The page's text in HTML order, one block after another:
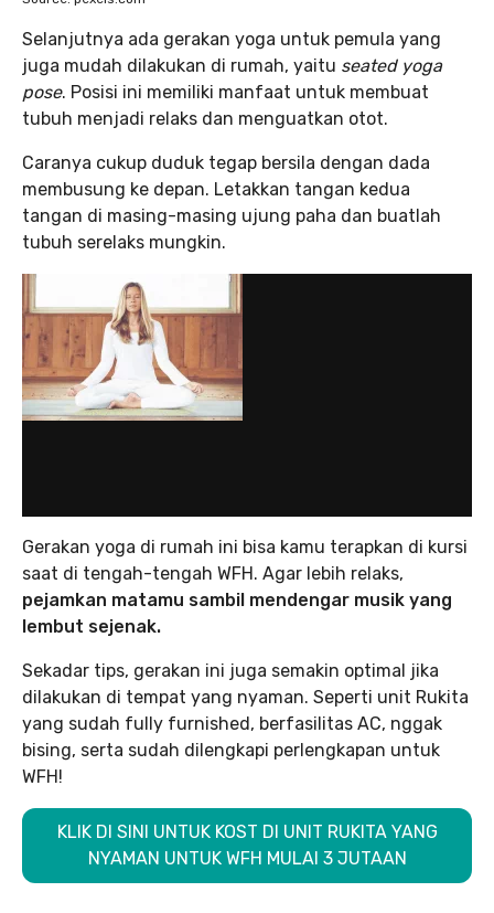
Selanjutnya ada gerakan yoga untuk pemula yang
juga mudah dilakukan di rumah, yaitu seated yoga
pose. Posisi ini memiliki manfaat untuk membuat
tubuh menjadi relaks dan menguatkan otot.
Caranya cukup duduk tegap bersila dengan dada
membusung ke depan. Letakkan tangan kedua
tangan di masing-masing ujung paha dan buatlah
tubuh serelaks mungkin.
Gerakan yoga di rumah ini bisa kamu terapkan di kursi
saat di tengah-tengah WFH. Agar lebih relaks,
pejamkan matamu sambil mendengar musik yang
lembut sejenak.
Sekadar tips, gerakan ini juga semakin optimal jika
dilakukan di tempat yang nyaman. Seperti unit Rukita
yang sudah fully furnished, berfasilitas AC, nggak
bising, serta sudah dilengkapi perlengkapan untuk
WFH!
KLIK DI SINI UNTUK KOST DI UNIT RUKITA YANG
NYAMAN UNTUK WFH MULAI 3 JUTAAN